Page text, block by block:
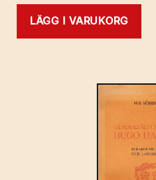
LÄGG I VARUKORG